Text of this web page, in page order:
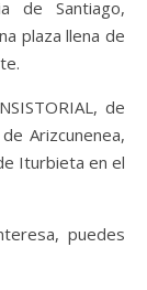
de Santiago,
plaza llena de
de
Arizcunenea,
Iturbieta en el
puedes